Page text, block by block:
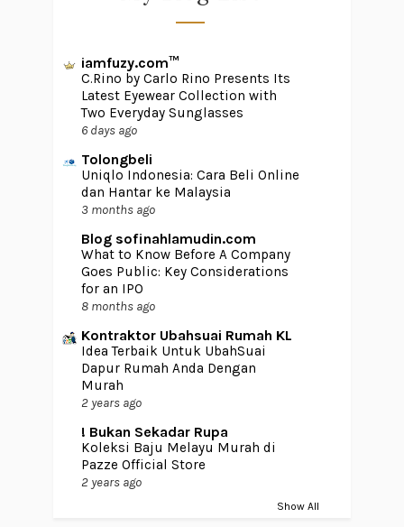
iamfuzy.com™
C.Rino by Carlo Rino Presents Its
Latest Eyewear Collection with
Two Everyday Sunglasses
6 days ago
Tolongbeli
Uniqlo Indonesia: Cara Beli Online
dan Hantar ke Malaysia
3 months ago
Blog sofinahlamudin.com
What to Know Before A Company
Goes Public: Key Considerations
for an IPO
8 months ago
Kontraktor Ubahsuai Rumah KL
Idea Terbaik Untuk UbahSuai
Dapur Rumah Anda Dengan
Murah
2 years ago
! Bukan Sekadar Rupa
Koleksi Baju Melayu Murah di
Pazze Official Store
2 years ago
Show All